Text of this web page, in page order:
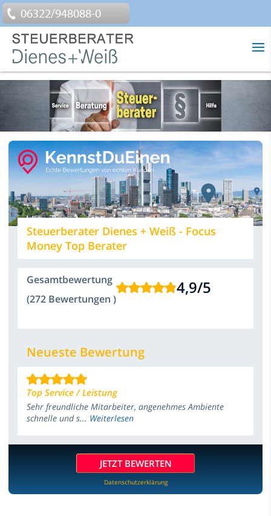
06322/948088-0
Steuerberater Dienes + Weiß - Focus
Money Top Berater
Gesamtbewertung
(272 Bewertungen )
4,9/5
Neueste Bewertung
Top Service / Leistung
Sehr freundliche Mitarbeiter, angenehmes Ambiente
schnelle und s... Weiterlesen
JETZT BEWERTEN
Datenschutzerklärung